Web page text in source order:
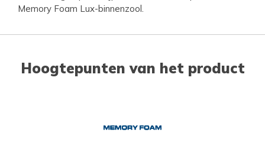
Memory Foam Lux-binnenzool.
Hoogtepunten van het product